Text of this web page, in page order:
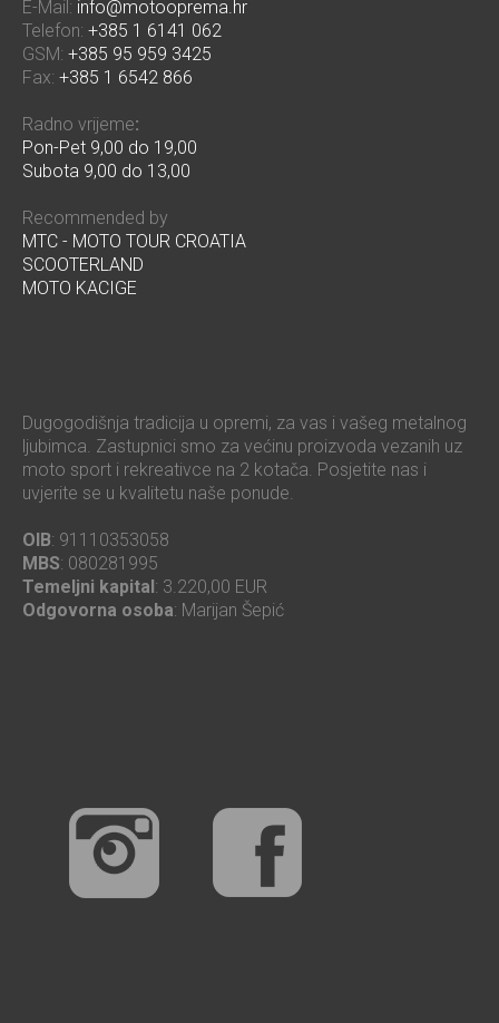
E-Mail: info@motooprema.hr
Telefon: +385 1 6141 062
GSM: +385 95 959 3425
Fax: +385 1 6542 866
Radno vrijeme:
Pon-Pet 9,00 do 19,00
Subota 9,00 do 13,00
Recommended by
MTC - MOTO TOUR CROATIA
SCOOTERLAND
MOTO KACIGE
Dugogodišnja tradicija u opremi, za vas i vašeg metalnog
ljubimca. Zastupnici smo za većinu proizvoda vezanih uz
moto sport i rekreativce na 2 kotača. Posjetite nas i
uvjerite se u kvalitetu naše ponude.
OIB: 91110353058
MBS: 080281995
Temeljni kapital : 3.220,00 EUR
Odgovorna osoba: Marijan Šepić